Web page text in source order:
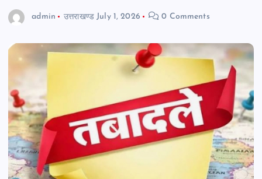
admin उत्तराखण्ड July 1, 2026 0 Comments